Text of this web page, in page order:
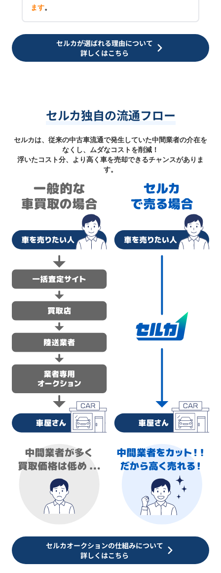
ます。
セルカが選ばれる理由について
詳しくはこちら
セルカ独自の流通フロー
セルカは、従来の中古車流通で発生していた中間業者の介在を
なくし、ムダなコストを削減！
浮いたコスト分、より高く車を売却できるチャンスがありま
す。
セルカオークションの仕組みについて
詳しくはこちら